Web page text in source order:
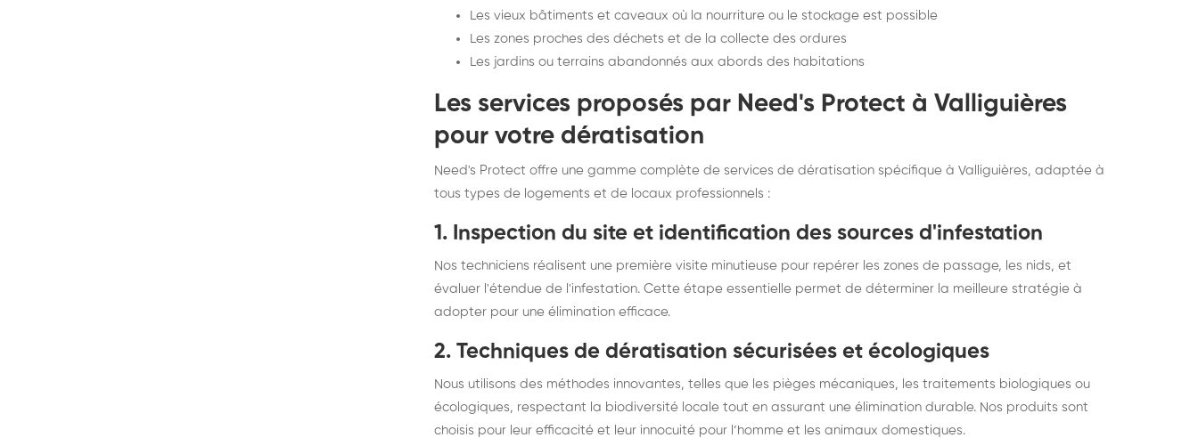
Les vieux bâtiments et caveaux où la nourriture ou le stockage est possible
Les zones proches des déchets et de la collecte des ordures
Les jardins ou terrains abandonnés aux abords des habitations
Les services proposés par Need's Protect à Valliguières
pour votre dératisation
Need's Protect offre une gamme complète de services de dératisation spécifique à Valliguières, adaptée à
tous types de logements et de locaux professionnels :
1. Inspection du site et identification des sources d'infestation
Nos techniciens réalisent une première visite minutieuse pour repérer les zones de passage, les nids, et
évaluer l'étendue de l'infestation. Cette étape essentielle permet de déterminer la meilleure stratégie à
adopter pour une élimination efficace.
2. Techniques de dératisation sécurisées et écologiques
Nous utilisons des méthodes innovantes, telles que les pièges mécaniques, les traitements biologiques ou
écologiques, respectant la biodiversité locale tout en assurant une élimination durable. Nos produits sont
choisis pour leur efficacité et leur innocuité pour l’homme et les animaux domestiques.